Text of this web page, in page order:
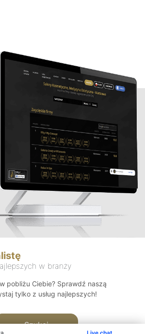
w branży
pobliżu Ciebie? Sprawdź naszą
tylko z usług najlepszych!
Szukaj